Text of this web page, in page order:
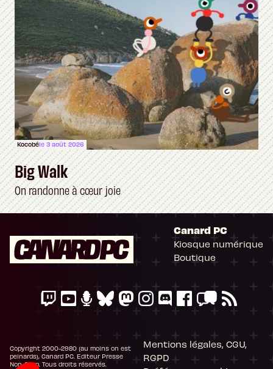
Kocobéle 3 août 2026
Big Walk
On randonne à cœur joie
Canard PC
Kiosque numérique
Boutique
Copyright 2000-2980 (au moins on est
peinards), Canard PC. Editeur Presse
Non-Stop. Tous droits réservés.
Mentions légales, CGU,
RGPD